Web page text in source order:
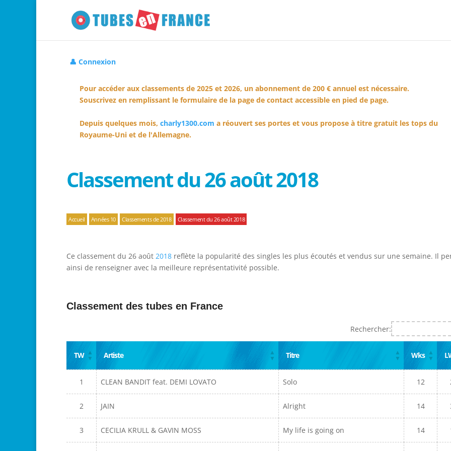
👤 Connexion
Pour accéder aux classements de 2025 et 2026, un abonnement de 200 € annuel est nécessaire.
Souscrivez en remplissant le formulaire de la page de contact accessible en pied de page.
Depuis quelques mois, charly1300.com a réouvert ses portes et vous propose à titre gratuit les tops du
Royaume-Uni et de l'Allemagne.
Classement du 26 août 2018
Accueil Années 10 Classements de 2018 Classement du 26 août 2018
Ce classement du 26 août 2018 reflète la popularité des singles les plus écoutés et vendus sur une semaine. Il
ainsi de renseigner avec la meilleure représentativité possible.
Classement des tubes en France
Rechercher:
TW Artiste Titre Wks
1 CLEAN BANDIT feat. DEMI LOVATO Solo 12
2 JAIN Alright 14
3 CECILIA KRULL & GAVIN MOSS My life is going on 14